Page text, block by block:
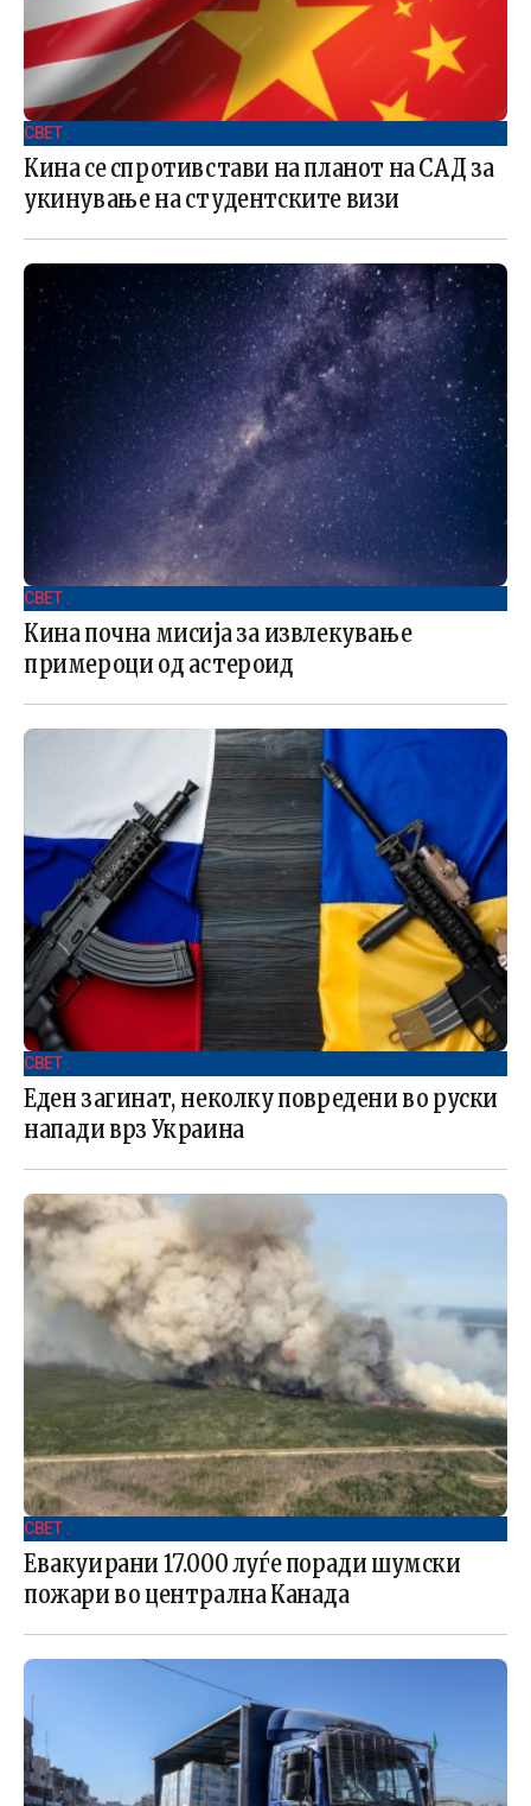
СВЕТ .
Кина се спротивстави на планот на САД за
укинување на студентските визи
СВЕТ .
Кина почна мисија за извлекување
примероци од астероид
СВЕТ .
Еден загинат, неколку повредени во руски
напади врз Украина
СВЕТ .
Евакуирани 17.000 луѓе поради шумски
пожари во централна Канада